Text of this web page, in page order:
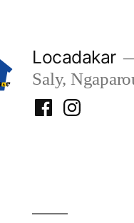
Locadakar
Saly,
FacebookInstagram